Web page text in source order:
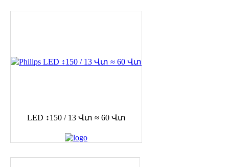
LED ↕150 / 13 Վտ ≈ 60 Վտ